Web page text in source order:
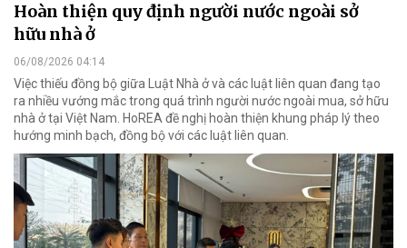
Hoàn thiện quy định người nước ngoài sở
hữu nhà ở
06/08/2026 04:14
Việc thiếu đồng bộ giữa Luật Nhà ở và các luật liên quan đang tạo
ra nhiều vướng mắc trong quá trình người nước ngoài mua, sở hữu
nhà ở tại Việt Nam. HoREA đề nghị hoàn thiện khung pháp lý theo
hướng minh bạch, đồng bộ với các luật liên quan.